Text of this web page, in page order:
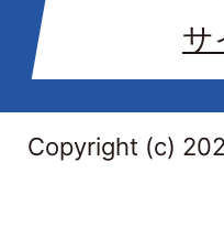
サ
Copyright (c)